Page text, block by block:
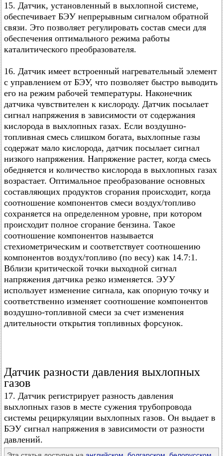
15. Датчик, установленный в выхлопной системе,
обеспечивает БЭУ непрерывным сигналом обратной
связи. Это позволяет регулировать состав смеси для
обеспечения оптимального режима работы
каталитического преобразователя.
16. Датчик имеет встроенный нагревательный элемент
с управлением от БЭУ, что позволяет быстро выводить
его на режим рабочей температуры. Наконечник
датчика чувствителен к кислороду. Датчик посылает
сигнал напряжения в зависимости от содержания
кислорода в выхлопных газах. Если воздушно-
топливная смесь слишком богата, выхлопные газы
содержат мало кислорода, датчик посылает сигнал
низкого напряжения. Напряжение растет, когда смесь
обедняется и количество кислорода в выхлопных газах
возрастает. Оптимальное преобразование основных
составляющих продуктов сгорания происходит, когда
соотношение компонентов смеси воздух/топливо
сохраняется на определенном уровне, при котором
происходит полное сгорание бензина. Такое
соотношение компонентов называется
стехиометрическим и соответствует соотношению
компонентов воздух/топливо (по весу) как 14.7:1.
Вблизи критической точки выходной сигнал
напряжения датчика резко изменяется. ЭУУ
использует изменение сигнала, как опорную точку и
соответственно изменяет соотношение компонентов
воздушно-топливной смеси за счет изменения
длительности открытия топливных форсунок.
Датчик разности давления выхлопных
газов
17. Датчик регистрирует разность давления
выхлопных газов в месте сужения трубопровода
системы рециркуляции выхлопных газов. Он выдает в
БЭУ сигнал напряжения в зависимости от разности
давлений.